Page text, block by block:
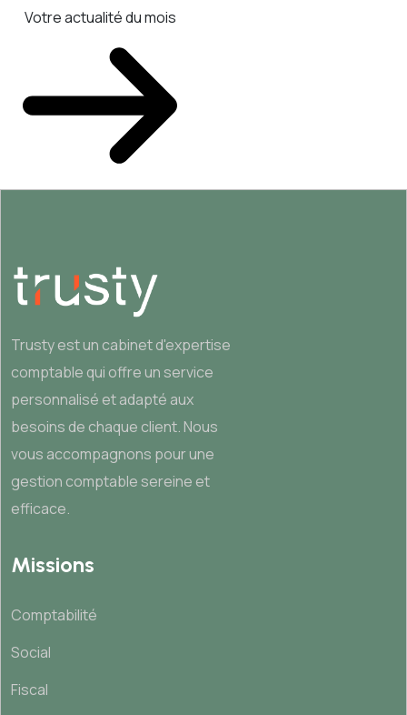
Votre actualité du mois
Trusty est un cabinet d'expertise
comptable qui offre un service
personnalisé et adapté aux
besoins de chaque client. Nous
vous accompagnons pour une
gestion comptable sereine et
efficace.
Missions
Comptabilité
Social
Fiscal